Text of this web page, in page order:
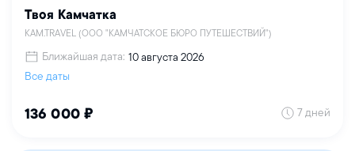
Твоя Камчатка
KAM.TRAVEL (ООО "КАМЧАТСКОЕ БЮРО ПУТЕШЕСТВИЙ")
Ближайшая дата: 10 августа 2026
Все даты
136 000 ₽ 7 дней